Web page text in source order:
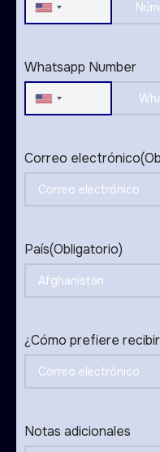
United
Whatsapp Number
United
Correo electrónico
País(Obligatorio)
¿Cómo prefiere
Notas adicionales